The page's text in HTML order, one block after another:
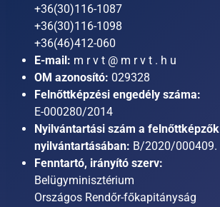
+36(30)116-1087
+36(30)116-1098
+36(46)412-060
E-mail: m r v t @ m r v t . h u
OM azonosító: 029328
Felnőttképzési engedély száma:
E-000280/2014
Nyilvántartási szám a felnőttképzők
nyilvántartásában: B/2020/000409.
Fenntartó, irányító szerv:
Belügyminisztérium
Országos Rendőr-főkapitányság